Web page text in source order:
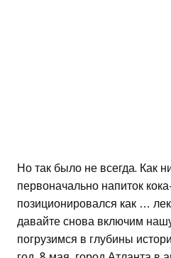
Но так было не всегда. Как
первоначально напиток
позиционировался как …
давайте снова включим
погрузимся в глубины